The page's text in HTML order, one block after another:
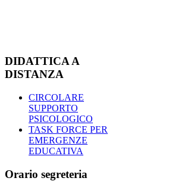
DIDATTICA A
DISTANZA
CIRCOLARE
SUPPORTO
PSICOLOGICO
TASK FORCE PER
EMERGENZE
EDUCATIVA
Orario segreteria